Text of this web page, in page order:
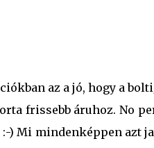
az a jó, hogy a
frissebb áruhoz. No
) Mi mindenképpen azt